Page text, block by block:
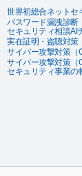
世界初総合ネットセ
パスワード漏洩診断
セキュリティ相談AI
実在証明・盗聴対策
サイバー攻撃対策（
サイバー攻撃対策（
セキュリティ事業の